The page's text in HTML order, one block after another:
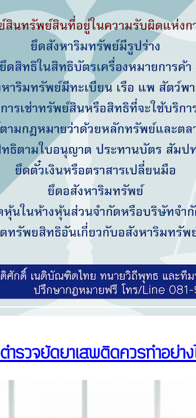
ตำรวจยัดยาเสพติดควรทำอย่า